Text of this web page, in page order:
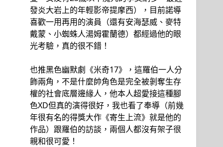
發炎大岩上的年輕影帝提摩西），目前諾導
喜歡一用再用的演員（還有安海瑟威、麥特
戴蒙、小蜘蛛人湯姆霍蘭德）都經過他的眼
光考驗，真的很不錯！
也推黑色幽默劇《米奇17》，這羅伯一人分
飾兩角，不是什麼帥角色是完全被剝奪生存
權的社會底層邊緣人，他本人超愛接這種腳
色XD但真的演得很好，我也看了奉導（前幾
年很有名的得獎大作《寄生上流》就是他的
作品）跟羅伯的訪談，兩個人都沒有架子很
親和很可愛！